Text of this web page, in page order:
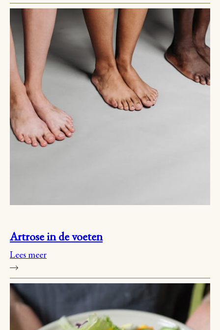
Artrose in de voeten
Lees meer